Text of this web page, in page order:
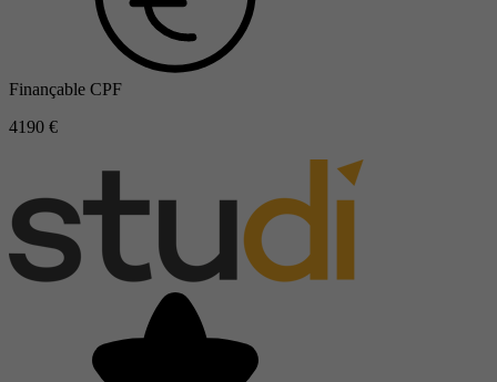
Finançable CPF
4190 €